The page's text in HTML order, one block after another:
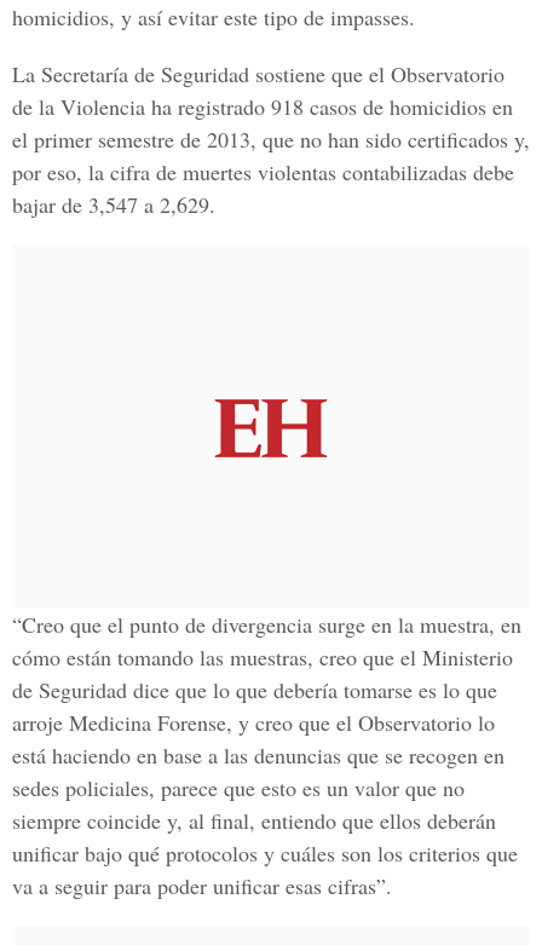
homicidios, y así evitar este tipo de impasses.
La Secretaría de Seguridad sostiene que el Observatorio
de la Violencia ha registrado 918 casos de homicidios en
el primer semestre de 2013, que no han sido certificados y,
por eso, la cifra de muertes violentas contabilizadas debe
bajar de 3,547 a 2,629.
“Creo que el punto de divergencia surge en la muestra, en
cómo están tomando las muestras, creo que el Ministerio
de Seguridad dice que lo que debería tomarse es lo que
arroje Medicina Forense, y creo que el Observatorio lo
está haciendo en base a las denuncias que se recogen en
sedes policiales, parece que esto es un valor que no
siempre coincide y, al final, entiendo que ellos deberán
unificar bajo qué protocolos y cuáles son los criterios que
va a seguir para poder unificar esas cifras”.